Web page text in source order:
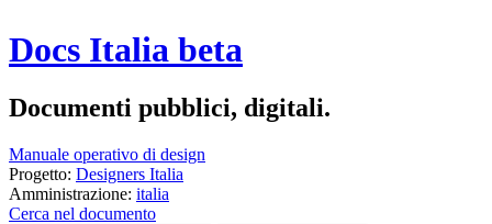
Docs Italia beta
Documenti pubblici, digitali.
Manuale operativo di design
Progetto: Designers Italia
Amministrazione: italia
Cerca nel documento